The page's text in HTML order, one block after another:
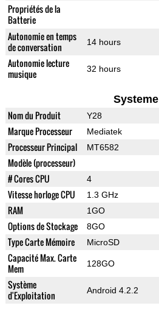
Propriétés de la
Batterie
Autonomie en temps
de conversation
14 hours
Autonomie lecture
musique
32 hours
Systeme
Nom du Produit Y28
Marque Processeur Mediatek
Processeur Principal MT6582
Modèle (processeur)
# Cores CPU 4
Vitesse horloge CPU 1.3 GHz
RAM 1GO
Options de Stockage 8GO
Type Carte Mémoire MicroSD
Capacité Max. Carte
Mem
128GO
Système
d'Exploitation
Android 4.2.2